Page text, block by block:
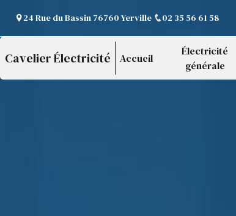
24 Rue du Bassin 76760 Yerville 02 35 56 61 58
Cavelier Électricité Accueil
Électricité
générale